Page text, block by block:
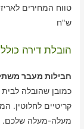
ש"ח
הובלת דירה
חבילות מעבר
כמובן שהובלה לבית
קריטיים לחלוטין.
מעלה-מעלה שלכם.